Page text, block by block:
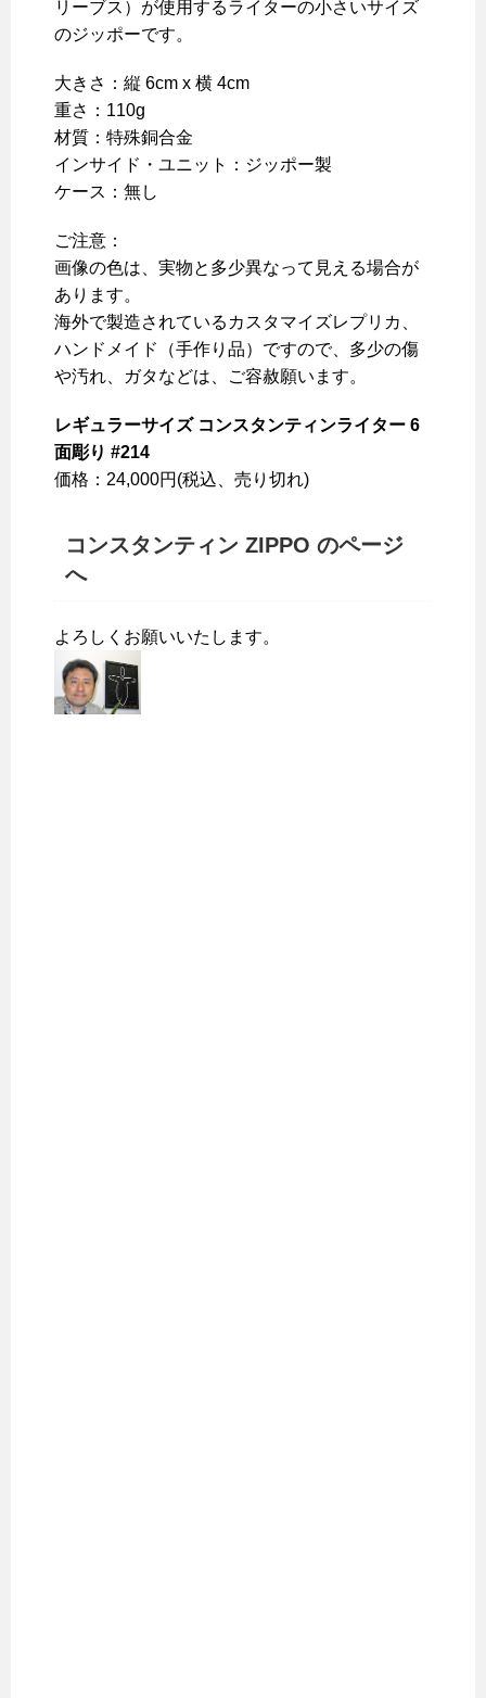
リーブス）が使用するライターの小さいサイズ
のジッポーです。
大きさ：縦 6cm x 横 4cm
重さ：110g
材質：特殊銅合金
インサイド・ユニット：ジッポー製
ケース：無し
ご注意：
画像の色は、実物と多少異なって見える場合が
あります。
海外で製造されているカスタマイズレプリカ、
ハンドメイド（手作り品）ですので、多少の傷
や汚れ、ガタなどは、ご容赦願います。
レギュラーサイズ コンスタンティンライター 6
面彫り #214
価格：24,000円(税込、売り切れ)
コンスタンティン ZIPPO のページ
へ
よろしくお願いいたします。